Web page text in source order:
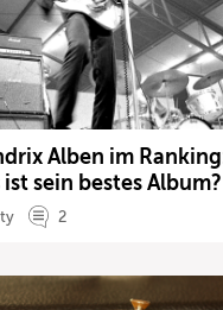
Alben im
sein bestes Album?
2